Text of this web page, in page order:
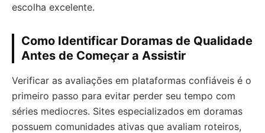
escolha excelente.
Como Identificar Doramas de Qualidade
Antes de Começar a Assistir
Verificar as avaliações em plataformas confiáveis é o
primeiro passo para evitar perder seu tempo com
séries mediocres. Sites especializados em doramas
possuem comunidades ativas que avaliam roteiros,